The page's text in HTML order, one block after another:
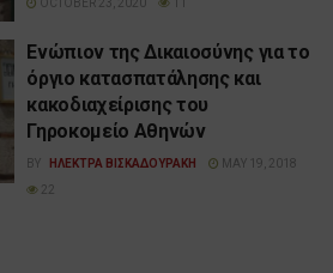
Ενώπιον της Δικαιοσύνης για το
όργιο κατασπατάλησης και
κακοδιαχείρισης του
Γηροκομείο Αθηνών
BY ΗΛΕΚΤΡΑ ΒΙΣΚΑΔΟΥΡΑΚΗ
MAY 19, 2018
22